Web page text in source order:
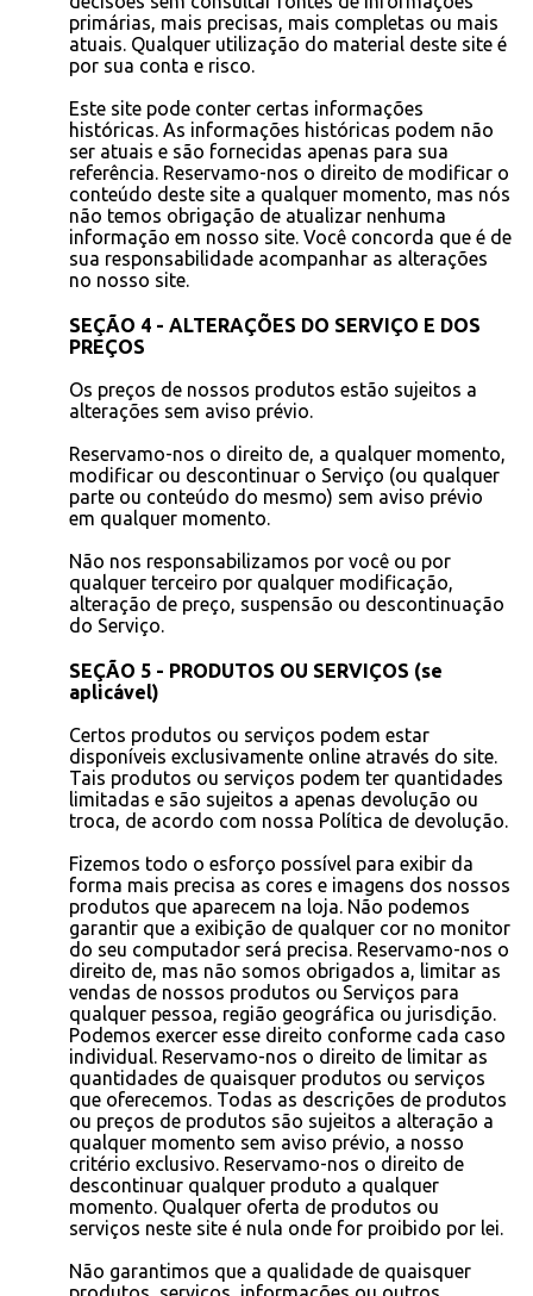
primárias, mais precisas, mais completas ou mais
atuais. Qualquer utilização do material deste site é
por sua conta e risco.
Este site pode conter certas informações
históricas. As informações históricas podem não
ser atuais e são fornecidas apenas para sua
referência. Reservamo-nos o direito de modificar o
conteúdo deste site a qualquer momento, mas nós
não temos obrigação de atualizar nenhuma
informação em nosso site. Você concorda que é de
sua responsabilidade acompanhar as alterações
no nosso site.
SEÇÃO 4 - ALTERAÇÕES DO SERVIÇO E DOS
PREÇOS
Os preços de nossos produtos estão sujeitos a
alterações sem aviso prévio.
Reservamo-nos o direito de, a qualquer momento,
modificar ou descontinuar o Serviço (ou qualquer
parte ou conteúdo do mesmo) sem aviso prévio
em qualquer momento.
Não nos responsabilizamos por você ou por
qualquer terceiro por qualquer modificação,
alteração de preço, suspensão ou descontinuação
do Serviço.
SEÇÃO 5 - PRODUTOS OU SERVIÇOS (se
aplicável)
Certos produtos ou serviços podem estar
disponíveis exclusivamente online através do site.
Tais produtos ou serviços podem ter quantidades
limitadas e são sujeitos a apenas devolução ou
troca, de acordo com nossa Política de devolução.
Fizemos todo o esforço possível para exibir da
forma mais precisa as cores e imagens dos nossos
produtos que aparecem na loja. Não podemos
garantir que a exibição de qualquer cor no monitor
do seu computador será precisa. Reservamo-nos o
direito de, mas não somos obrigados a, limitar as
vendas de nossos produtos ou Serviços para
qualquer pessoa, região geográfica ou jurisdição.
Podemos exercer esse direito conforme cada caso
individual. Reservamo-nos o direito de limitar as
quantidades de quaisquer produtos ou serviços
que oferecemos. Todas as descrições de produtos
ou preços de produtos são sujeitos a alteração a
qualquer momento sem aviso prévio, a nosso
critério exclusivo. Reservamo-nos o direito de
descontinuar qualquer produto a qualquer
momento. Qualquer oferta de produtos ou
serviços neste site é nula onde for proibido por lei.
Não garantimos que a qualidade de quaisquer